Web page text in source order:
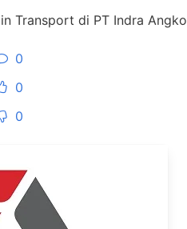
Transport di PT Indra
0
0
0